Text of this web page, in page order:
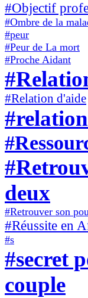
#Objectif
#Ombre de la
#peur
#Peur de La mort
#Proche Aidant
#Relation d'aide
deux
#Retrouver son
#Réussite en
#s
#secret
couple